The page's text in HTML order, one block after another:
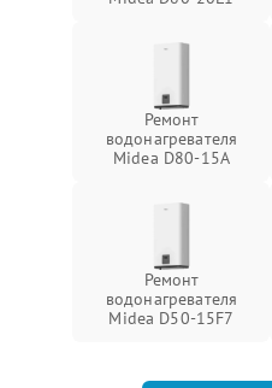
Ремонт
водонагревателя
Midea D80-15A
Ремонт
водонагревателя
Midea D50-15F7